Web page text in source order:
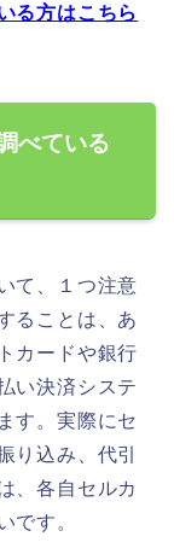
る方はこちら
べている
て、１つ注意
ることは、あ
カードや銀行
い決済システ
す。実際にセ
り込み、代引
、各自セルカ
です。